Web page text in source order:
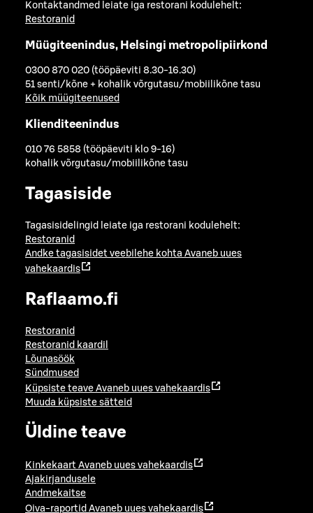
Kontaktandmed leiate iga restorani kodulehelt:
Restoranid
Müügiteenindus, Helsingi metropolipiirkond
0300 870 020 (tööpäeviti 8.30-16.30)
51 senti/kõne + kohalik võrgutasu/mobiilikõne tasu
Kõik müügiteenused
Klienditeenindus
010 76 5858 (tööpäeviti klo 9-16)
kohalik võrgutasu/mobiilikõne tasu
Tagasiside
Tagasisidelingid leiate iga restorani kodulehelt:
Restoranid
Andke tagasisidet veebilehe kohta Avaneb uues
vahekaardis
Raflaamo.fi
Restoranid
Restoranid kaardil
Lõunasöök
Sündmused
Küpsiste teave Avaneb uues vahekaardis
Muuda küpsiste sätteid
Üldine teave
Kinkekaart Avaneb uues vahekaardis
Ajakirjandusele
Andmekaitse
Oiva-raportid Avaneb uues vahekaardis